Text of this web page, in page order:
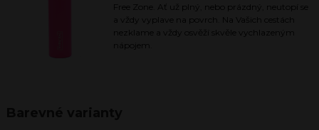
Free Zone. Ať už plný, nebo prázdný, neutopí se
a vždy vyplave na povrch. Na Vašich cestách
nezklame a vždy osvěží skvěle vychlazeným
nápojem.